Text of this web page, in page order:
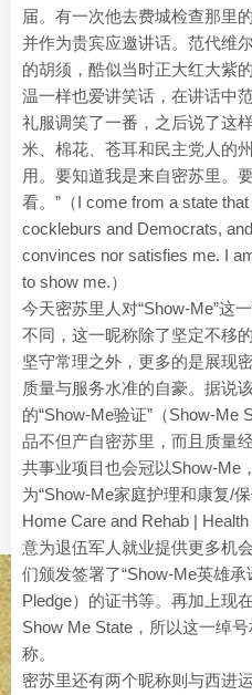
届。有一次他去费城检查那里
并作为贵宾应邀讲话。范代维
的胡须，酷似当时正大红大紫
温一样也爱讲笑话，在讲话中
礼服调笑了一番，之后说了这
米、棉花、苍耳和民主党人的
用。要知道我是来自密苏里。
看。”（I come from a state
cockleburs and Democrats,
convinces nor satisfies me. I
to show me.）
今天密苏里人对“Show-Me”这
不同，这一昵称除了坚定不移
坚守常理之外，更多的是展现
质量与服务水准的自豪。据说
的“Show-Me验证”（Show-Me
品不但产自密苏里，而且质量
共事业项目也会冠以Show-Me
为“Show-Me家庭护理和康复/
Home Care and Rehab |
意为退伍军人就业提供更多机
们颁发签署了“Show-Me英雄承
Pledge）的证书等。再加上现
Show Me State，所以这一绰
称。
密苏里还有两个昵称则与西进